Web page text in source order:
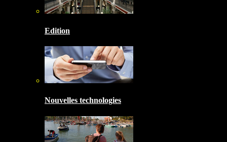
Edition
Nouvelles technologies